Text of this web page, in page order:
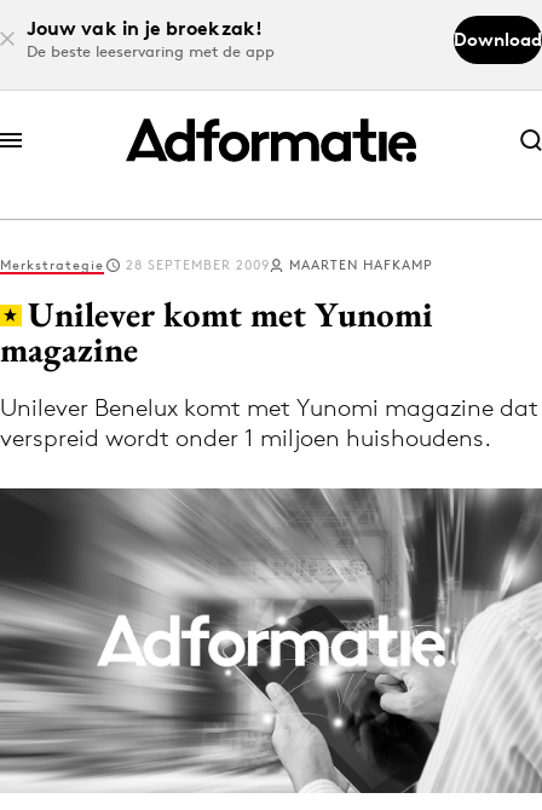
Jouw vak in je broekzak!
De beste leeservaring met de app
Download
Abonneer nu
Abonneer nu
Log in
Volg het laatste nieuws via de Adformatie
Nieuws app
Menu
Home
9 sept: GenAI-training
12 nov: MarketingLive!
Adverteren
Merkstrategie 28 SEPTEMBER 2009 MAARTEN HAFKAMP
Unilever komt met Yunomi
magazine
Unilever Benelux komt met Yunomi magazine dat
verspreid wordt onder 1 miljoen huishoudens.